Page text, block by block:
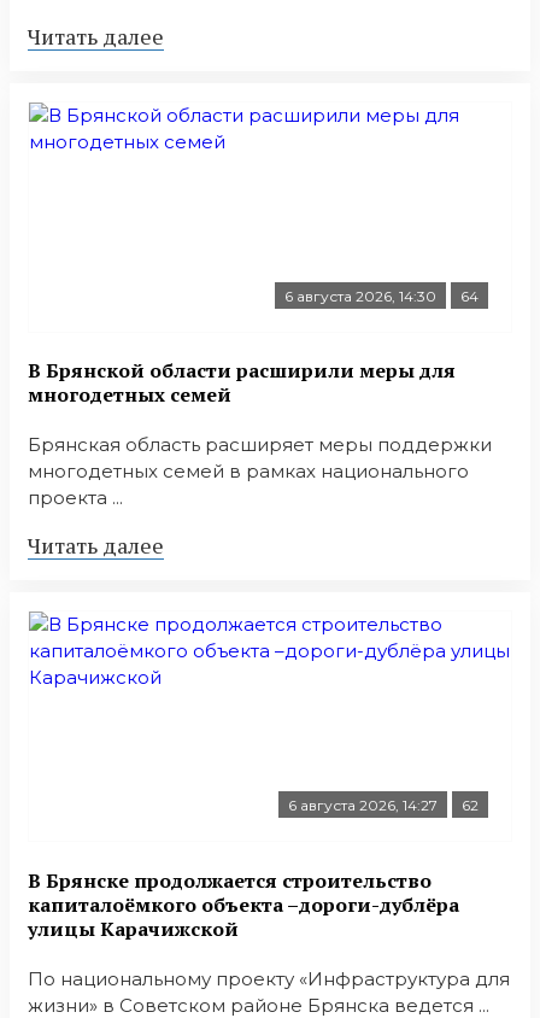
Читать далее
6 августа 2026, 14:30 64
В Брянской области расширили меры для
многодетных семей
Брянская область расширяет меры поддержки
многодетных семей в рамках национального
проекта ...
Читать далее
6 августа 2026, 14:27 62
В Брянске продолжается строительство
капиталоёмкого объекта –дороги-дублёра
улицы Карачижской
По национальному проекту «Инфраструктура для
жизни» в Советском районе Брянска ведется ...